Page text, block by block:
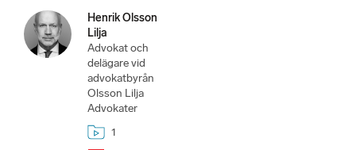
Henrik Olsson
Lilja
Advokat och
delägare vid
advokatbyrån
Olsson Lilja
Advokater
1